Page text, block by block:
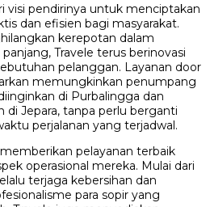
visi pendirinya untuk menciptakan
dan efisien bagi masyarakat.
kerepotan dalam
Travele terus berinovasi
pelanggan. Layanan door
memungkinkan penumpang
di Purbalingga dan
di Jepara, tanpa perlu berganti
perjalanan yang terjadwal.
pelayanan terbaik
operasional mereka. Mulai dari
terjaga kebersihan dan
para sopir yang